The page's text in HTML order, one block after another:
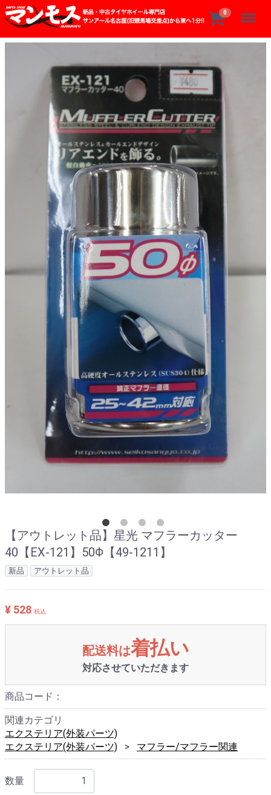
0 Menu
【アウトレット品】星光 マフラーカッター
40【EX-121】50Φ【49-1211】
新品 アウトレット品
¥ 528 税込
配送料は着払い
対応させていただきます
商品コード：
関連カテゴリ
エクステリア(外装パーツ)
エクステリア(外装パーツ)
マフラー/マフラー関連
数量